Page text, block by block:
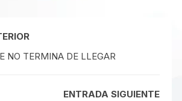
NO TERMINA DE LLEGAR
ENTRADA SIGUIENTE